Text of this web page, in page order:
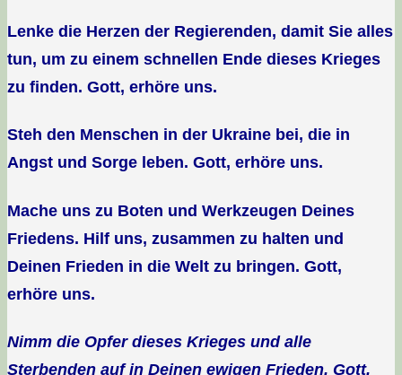
Lenke die Herzen der Regierenden, damit Sie alles
tun, um zu einem schnellen Ende dieses Krieges
zu finden. Gott, erhöre uns.
Steh den Menschen in der Ukraine bei, die in
Angst und Sorge leben. Gott, erhöre uns.
Mache uns zu Boten und Werkzeugen Deines
Friedens. Hilf uns, zusammen zu halten und
Deinen Frieden in die Welt zu bringen. Gott,
erhöre uns.
Nimm die Opfer dieses Krieges und alle
Sterbenden auf in Deinen ewigen Frieden. Gott,